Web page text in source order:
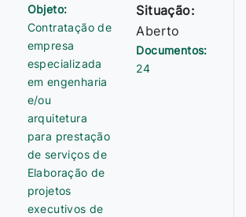
Objeto:
Contratação de
empresa
especializada
em engenharia
e/ou
arquitetura
para prestação
de serviços de
Elaboração de
projetos
executivos de
Situação:
Aberto
Documentos:
24